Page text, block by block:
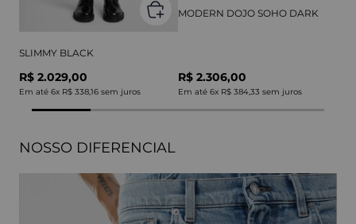
SLIMMY BLACK
R$ 2.029,00
Em até 6x R$ 338,16 sem juros
MODERN DOJO SOHO DARK
R$ 2.306,00
Em até 6x R$ 384,33 sem juros
NOSSO DIFERENCIAL